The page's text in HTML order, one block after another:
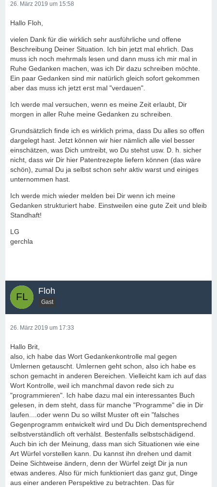
26. März 2019 um 15:58
Hallo Floh,
vielen Dank für die wirklich sehr ausführliche und offene
Beschreibung Deiner Situation. Ich bin jetzt mal ehrlich. Das
muss ich noch mehrmals lesen und dann muss ich mir mal in
Ruhe Gedanken machen, was ich Dir dazu schreiben möchte.
Ein paar Gedanken sind mir natürlich gleich sofort gekommen
aber das muss ich jetzt erst mal "verdauen".
Ich werde mal versuchen, wenn es meine Zeit erlaubt, Dir
morgen in aller Ruhe meine Gedanken zu schreiben.
Grundsätzlich finde ich es wirklich prima, dass Du alles so offen
dargelegt hast. Jetzt können wir hier nämlich alle viel besser
einschätzen, was Dich umtreibt, wo Du stehst usw. D. h. sicher
nicht, dass wir Dir hier Patentrezepte liefern können (das wäre
schön), zumal Du ja selbst schon sehr aktiv warst und einiges
unternommen hast.
Ich werde mich wieder melden bei Dir wenn ich meine
Gedanken strukturiert habe. Einstweilen eine gute Zeit und bleib
Standhaft!
LG
gerchla
Floh
Gast
26. März 2019 um 17:33
Hallo Brit,
also, ich habe das Wort Gedankenkontrolle mal gegen
Umlernen getauscht. Umlernen geht schon, also ich habe es
schon gemacht in anderen Bereichen. Vielleicht kam ich auf das
Wort Kontrolle, weil ich manchmal davon rede sich zu
"programmieren". Ich habe dazu mal ein interessantes Buch
gelesen, in dem steht, dass für manche "Programme" die in Dir
laufen....oder wenn Du so willst Muster oft ein "falsches
Gegenprogramm entwickelt wird und Du Dich dementsprechend
selbstverständlich oft verhälst. Bestenfalls selbstschädigend.
Auch bin ich der Meinung, dass man sich Situationen wie eine
Art Würfel vorstellen kann. Du kannst ihn drehen und damit
Deine Sichtweise ändern, denn der Würfel zeigt Dir ja nun
etwas anderes. Also für mich funktioniert das ganz gut, Dinge
aus einer anderen Perspektive zu betrachten. Das für